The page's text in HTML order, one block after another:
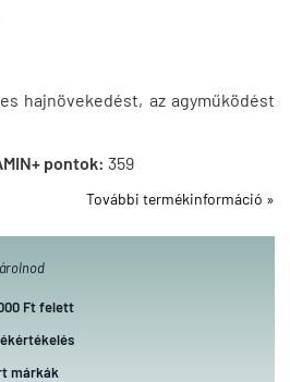
hajnövekedést, az agyműködést
pontok: 359
További termékinformáció »
Ft felett
márkák